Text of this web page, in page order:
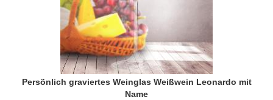
Persönlich graviertes Weinglas Weißwein Leonardo mit
Name